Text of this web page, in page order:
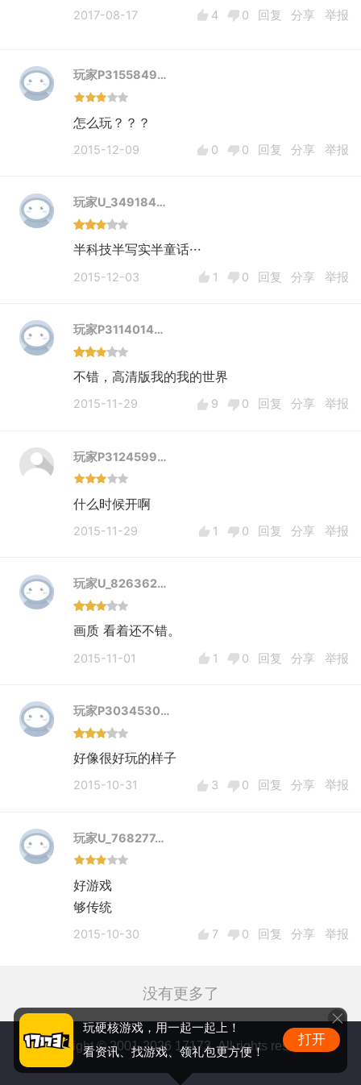
2017-08-17 4 0 回复 分享 举报
玩家P3155849…
怎么玩？？？
2015-12-09 0 0 回复 分享 举报
玩家U_349184…
半科技半写实半童话···
2015-12-03 1 0 回复 分享 举报
玩家P3114014…
不错，高清版我的我的世界
2015-11-29 9 0 回复 分享 举报
玩家P3124599…
什么时候开啊
2015-11-29 1 0 回复 分享 举报
玩家U_826362…
画质 看着还不错。
2015-11-01 1 0 回复 分享 举报
玩家P3034530…
好像很好玩的样子
2015-10-31 3 0 回复 分享 举报
玩家U_768277…
好游戏
够传统
2015-10-30 7 0 回复 分享 举报
没有更多了
Copyright © 2001-2026 17173. All rights reserved.
玩硬核游戏，用一起一起上！
看资讯、找游戏、领礼包更方便！
打开